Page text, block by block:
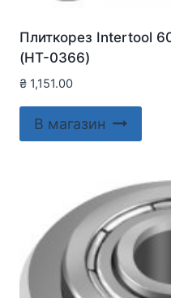
Плиткорез Intertool
(HT-0366)
₴ 1,151.00
В магазин